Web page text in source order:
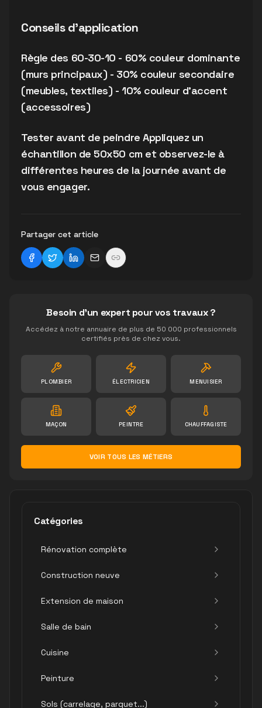
Conseils d'application
Règle des 60-30-10 - 60% couleur dominante
(murs principaux) - 30% couleur secondaire
(meubles, textiles) - 10% couleur d'accent
(accessoires)
Tester avant de peindre Appliquez un
échantillon de 50x50 cm et observez-le à
différentes heures de la journée avant de
vous engager.
Partager cet article
Besoin d'un expert pour vos travaux ?
Accédez à notre annuaire de plus de 50 000 professionnels
certifiés près de chez vous.
PLOMBIER ÉLECTRICIEN MENUISIER
MAÇON PEINTRE CHAUFFAGISTE
VOIR TOUS LES MÉTIERS
Catégories
Rénovation complète
Construction neuve
Extension de maison
Salle de bain
Cuisine
Peinture
Sols (carrelage, parquet...)